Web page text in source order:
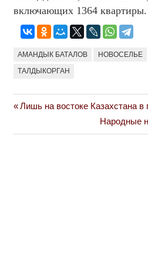
включающих 1364 квартиры.
АМАНДЫК БАТАЛОВ НОВОСЕЛЬЕ
ТАЛДЫКОРГАН
Навигация
по
Previous
Лишь на востоке Казахстана
Next
Post:
Народные